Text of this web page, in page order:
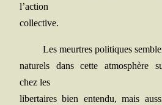
l’action
collective.
Les meurtres poli­tiques
natu­rels dans cette atmo­sphère
chez les
liber­taires bien enten­du, mais